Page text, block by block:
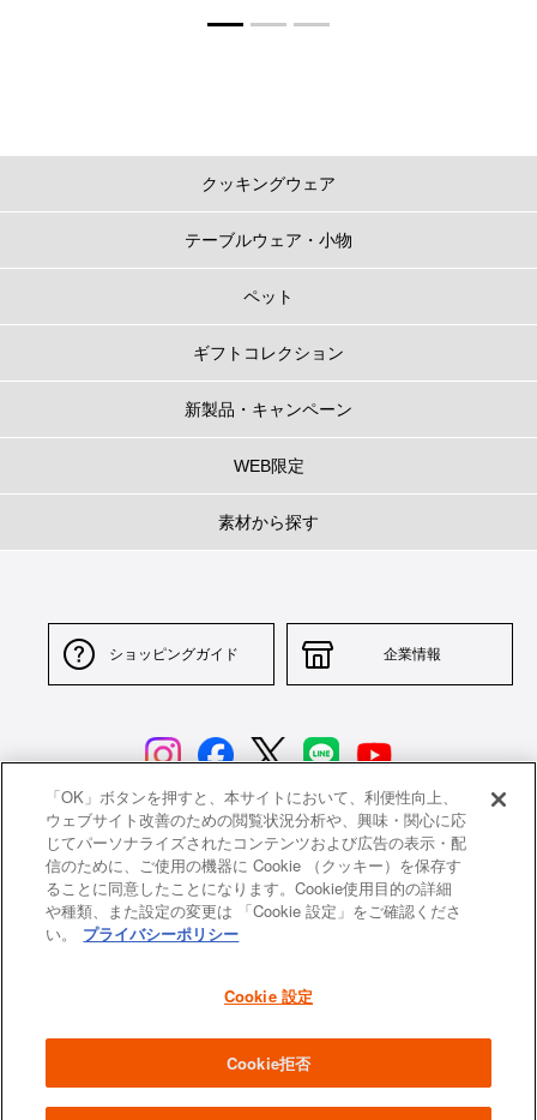
クッキングウェア
テーブルウェア・小物
ペット
ギフトコレクション
新製品・キャンペーン
WEB限定
素材から探す
ショッピングガイド 企業情報
サイトポリシー 特定商取引法に基づく表示
並行輸入品について 個人情報保護方針
返品について
よくあるご質問 お問い合わせ
「OK」ボタンを押すと、本サイトにおいて、利便性向上、
ウェブサイト改善のための閲覧状況分析や、興味・関心に応
じてパーソナライズされたコンテンツおよび広告の表示・配
信のために、ご使用の機器に Cookie （クッキー）を保存す
ることに同意したことになります。Cookie使用目的の詳細
や種類、また設定の変更は 「Cookie 設定」をご確認くださ
い。
プライバシーポリシー
Cookie 設定
Cookie拒否